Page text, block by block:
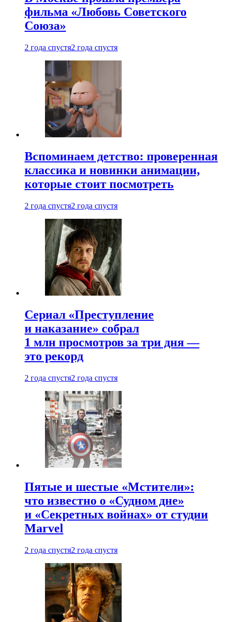
фильма «Любовь Советского
Союза»
2 года спустя2 года спустя
Вспоминаем детство: проверенная
классика и новинки анимации,
которые стоит посмотреть
2 года спустя2 года спустя
Сериал «Преступление
и наказание» собрал
1 млн просмотров за три дня —
это рекорд
2 года спустя2 года спустя
Пятые и шестые «Мстители»:
что известно о «Судном дне»
и «Секретных войнах» от студии
Marvel
2 года спустя2 года спустя